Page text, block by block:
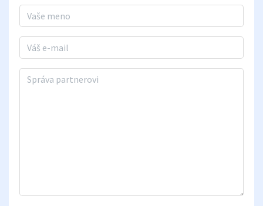
Meno a priezvisko
E-mail
Správa partnerovi